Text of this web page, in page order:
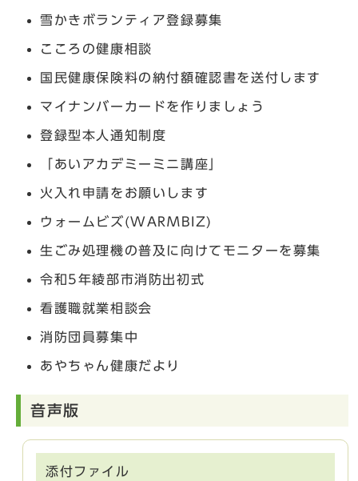
雪かきボランティア登録募集
こころの健康相談
国民健康保険料の納付額確認書を送付します
マイナンバーカードを作りましょう
登録型本人通知制度
「あいアカデミーミニ講座」
火入れ申請をお願いします
ウォームビズ(WARMBIZ)
生ごみ処理機の普及に向けてモニターを募集
令和5年綾部市消防出初式
看護職就業相談会
消防団員募集中
あやちゃん健康だより
音声版
添付ファイル